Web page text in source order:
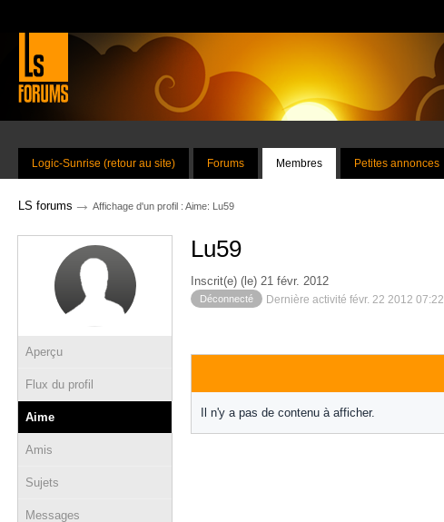
Logic-Sunrise (retour au site) Forums Membres Petites annonces
LS forums → Affichage d'un profil : Aime: Lu59
Aperçu
Flux du profil
Aime
Amis
Sujets
Messages
Lu59
Inscrit(e) (le) 21 févr. 2012
Déconnecté Dernière activité févr. 22 2012 07:22
Il n'y a pas de contenu à afficher.